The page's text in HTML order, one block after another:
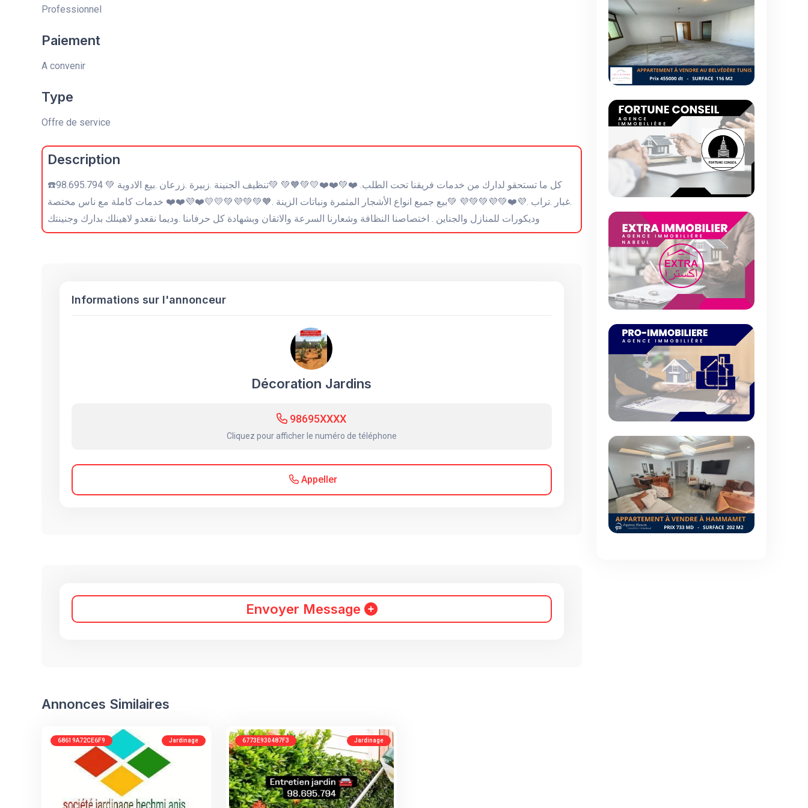
Professionnel
Paiement
A convenir
Type
Offre de service
Description
☎️98.695.794 💚 كل ما تستحقو لدارك من خدمات فريقنا تحت الطلب. ❤️💚❤️❤️💛💚🧡💚 💚تنظيف الجنينة .زبيرة .زرعان .بيع الادوية
.غبار .تراب .💜❤️💚💜💚💚💜 💚بيع جميع انواع الأشجار المثمرة ونباتات الزينة .🧡💚💚💜💚💛💛❤️💜❤️❤️ خدمات كاملة مع ناس مختصة
وديكورات للمنازل والجناين . اختصاصنا النظافة وشعارنا السرعة والاتقان وبشهادة كل حرفاىنا .وديما نقعدو لاهينلك بدارك وجنينتك
Informations sur l'annonceur
Décoration Jardins
98695XXXX
Cliquez pour afficher le numéro de téléphone
Appeller
Envoyer Message
Annonces Similaires
68619A72CE6F9 Jardinage 6773E930487F3 Jardinage